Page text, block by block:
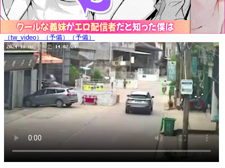
（tw_video） （予備） （予備）